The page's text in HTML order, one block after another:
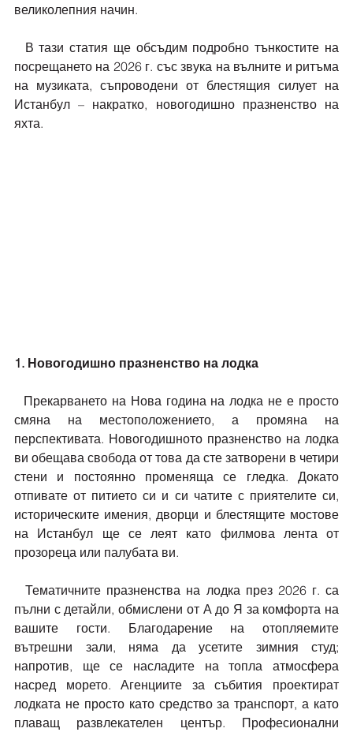
великолепния начин.
посрещането на 2026 г. със звука на вълните и ритъма
на музиката, съпроводени от блестящия силует на
Истанбул – накратко, новогодишно празненство на
яхта.
1. Новогодишно празненство на лодка
смяна на местоположението, а промяна на
перспективата. Новогодишното празненство на лодка
ви обещава свобода от това да сте затворени в четири
стени и постоянно променяща се гледка. Докато
отпивате от питието си и си чатите с приятелите си,
историческите имения, дворци и блестящите мостове
на Истанбул ще се леят като филмова лента от
прозореца или палубата ви.
  Тематичните празненства на лодка през 2026 г. са
пълни с детайли, обмислени от А до Я за комфорта на
вашите гости. Благодарение на отопляемите
вътрешни зали, няма да усетите зимния студ;
напротив, ще се насладите на топла атмосфера
насред морето. Агенциите за събития проектират
лодката не просто като средство за транспорт, а като
плаващ развлекателен център. Професионални